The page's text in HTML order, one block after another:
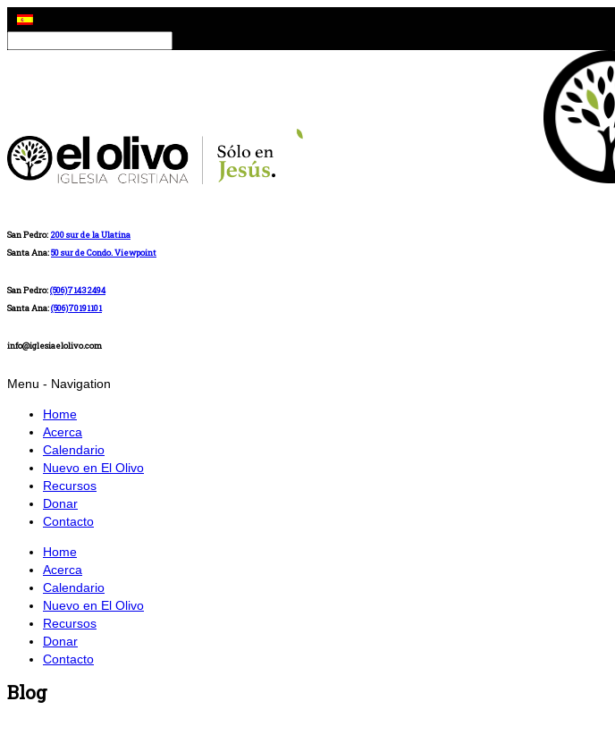
San Pedro: 200 sur de la Ulatina
Santa Ana:50 sur de Condo. Viewpoint
San Pedro:(506)71432494
Santa Ana:(506)70191101
info@iglesiaelolivo.com
Menu - Navigation
Home
Acerca
Calendario
Nuevo en El Olivo
Recursos
Donar
Contacto
Home
Acerca
Calendario
Nuevo en El Olivo
Recursos
Donar
Contacto
Blog